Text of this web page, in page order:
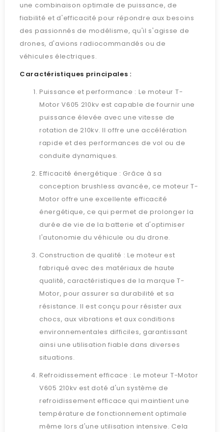
une combinaison optimale de puissance, de
fiabilité et d'efficacité pour répondre aux besoins
des passionnés de modélisme, qu'il s'agisse de
drones, d'avions radiocommandés ou de
véhicules électriques.
Caractéristiques principales :
Puissance et performance : Le moteur T-
Motor V605 210kv est capable de fournir une
puissance élevée avec une vitesse de
rotation de 210kv. Il offre une accélération
rapide et des performances de vol ou de
conduite dynamiques.
Efficacité énergétique : Grâce à sa
conception brushless avancée, ce moteur T-
Motor offre une excellente efficacité
énergétique, ce qui permet de prolonger la
durée de vie de la batterie et d'optimiser
l'autonomie du véhicule ou du drone.
Construction de qualité : Le moteur est
fabriqué avec des matériaux de haute
qualité, caractéristiques de la marque T-
Motor, pour assurer sa durabilité et sa
résistance. Il est conçu pour résister aux
chocs, aux vibrations et aux conditions
environnementales difficiles, garantissant
ainsi une utilisation fiable dans diverses
situations.
Refroidissement efficace : Le moteur T-Motor
V605 210kv est doté d'un système de
refroidissement efficace qui maintient une
température de fonctionnement optimale
même lors d'une utilisation intensive. Cela